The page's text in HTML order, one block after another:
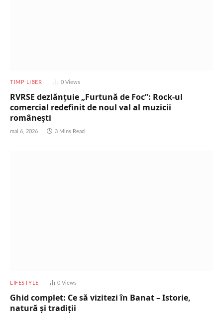
TIMP LIBER 0 Views
RVRSE dezlănțuie „Furtună de Foc”: Rock-ul
comercial redefinit de noul val al muzicii
românești
mai 6, 2026 3 Mins Read
LIFESTYLE 0 Views
Ghid complet: Ce să vizitezi în Banat – Istorie,
natură și tradiții